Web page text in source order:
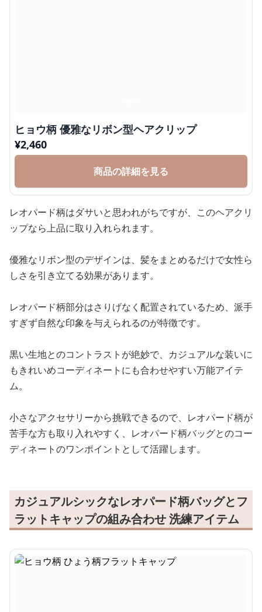
ヒョウ柄 優雅なリボン型ヘアクリップ
¥2,460
商品の詳細を見る
レオパード柄はダサいと思われがちですが、このヘアクリ
ップなら上品に取り入れられます。
優雅なリボン型のデザインは、髪をまとめるだけで女性ら
しさを引き立てる効果があります。
レオパード柄部分はさりげなく配置されているため、派手
すぎず自然な印象を与えられるのが特徴です。
黒い生地とのコントラストが絶妙で、カジュアルな装いに
もきれいめコーディネートにも合わせやすい万能アイテ
ム。
小さなアクセサリーから挑戦できるので、レオパード柄が
苦手な方も取り入れやすく、レオパード柄バッグとのコー
ディネートのワンポイントとして活躍します。
カジュアルシックなレオパード柄バッグとフ
ラットキャップの組み合わせ 洗練アイテム